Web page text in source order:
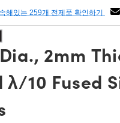
해있는 259개 전제품 확인하기
2mm
λ/10 Fused